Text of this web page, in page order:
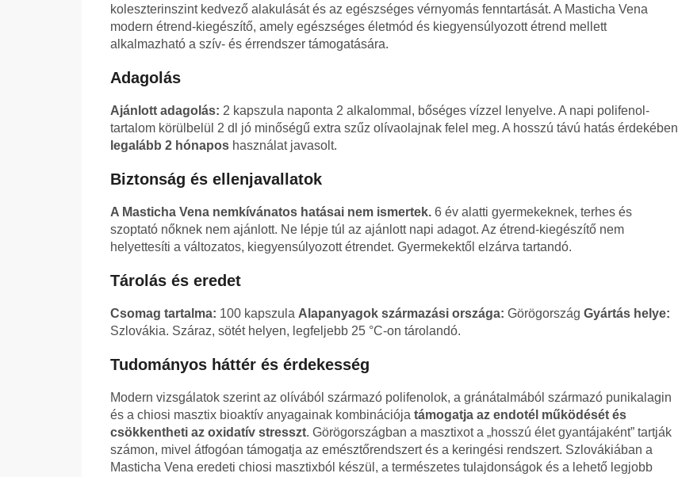
koleszterinszint kedvező alakulását és az egészséges vérnyomás fenntartását. A Masticha Vena
modern étrend-kiegészítő, amely egészséges életmód és kiegyensúlyozott étrend mellett
alkalmazható a szív- és érrendszer támogatására.
Adagolás
Ajánlott adagolás: 2 kapszula naponta 2 alkalommal, bőséges vízzel lenyelve. A napi polifenol-
tartalom körülbelül 2 dl jó minőségű extra szűz olívaolajnak felel meg. A hosszú távú hatás érdekében
legalább 2 hónapos használat javasolt.
Biztonság és ellenjavallatok
A Masticha Vena nemkívánatos hatásai nem ismertek. 6 év alatti gyermekeknek, terhes és
szoptató nőknek nem ajánlott. Ne lépje túl az ajánlott napi adagot. Az étrend-kiegészítő nem
helyettesíti a változatos, kiegyensúlyozott étrendet. Gyermekektől elzárva tartandó.
Tárolás és eredet
Csomag tartalma: 100 kapszula Alapanyagok származási országa: Görögország Gyártás helye:
Szlovákia. Száraz, sötét helyen, legfeljebb 25 °C-on tárolandó.
Tudományos háttér és érdekesség
Modern vizsgálatok szerint az olívából származó polifenolok, a gránátalmából származó punikalagin
és a chiosi masztix bioaktív anyagainak kombinációja támogatja az endotél működését és
csökkentheti az oxidatív stresszt. Görögországban a masztixot a „hosszú élet gyantájaként” tartják
számon, mivel átfogóan támogatja az emésztőrendszert és a keringési rendszert. Szlovákiában a
Masticha Vena eredeti chiosi masztixból készül, a természetes tulajdonságok és a lehető legjobb